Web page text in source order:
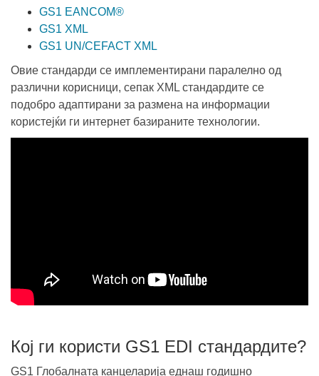
GS1 EANCOM®
GS1 XML
GS1 UN/CEFACT XML
Овие стандарди се имплементирани паралелно од
различни корисници, сепак XML стандардите се
подобро адаптирани за размена на информации
користејќи ги интернет базираните технологии.
Кој ги користи GS1 EDI стандардите?
GS1 Глобалната канцеларија еднаш годишно